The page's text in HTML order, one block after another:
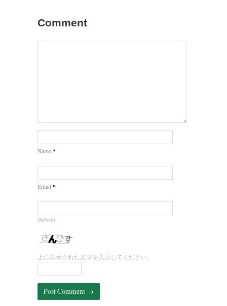
Comment
Name *
Email *
Website
上に表示された文字を入力してください。